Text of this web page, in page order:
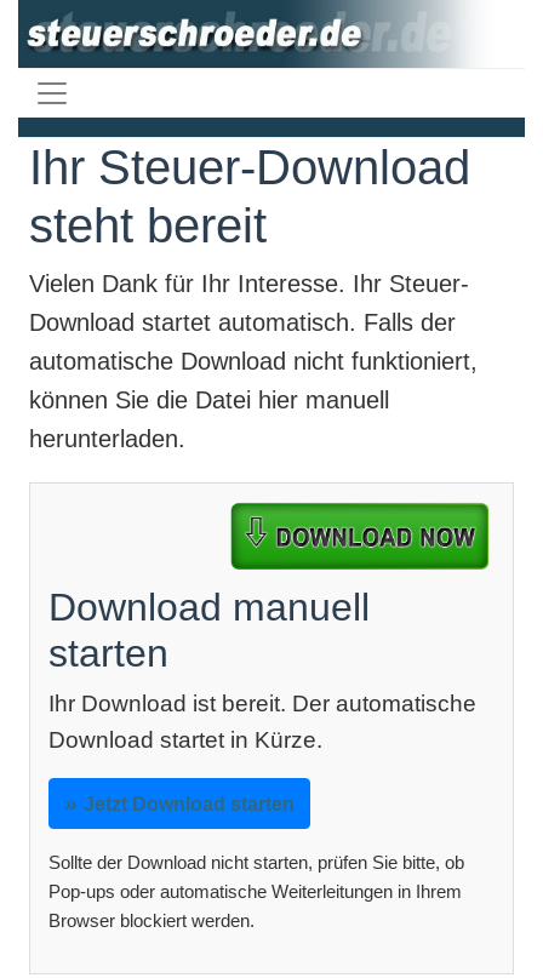
Ihr Steuer-Download
steht bereit
Vielen Dank für Ihr Interesse. Ihr Steuer-
Download startet automatisch. Falls der
automatische Download nicht funktioniert,
können Sie die Datei hier manuell
herunterladen.
Download manuell
starten
Ihr Download ist bereit. Der automatische
Download startet in Kürze.
Jetzt Download starten
Sollte der Download nicht starten, prüfen Sie bitte, ob
Pop-ups oder automatische Weiterleitungen in Ihrem
Browser blockiert werden.